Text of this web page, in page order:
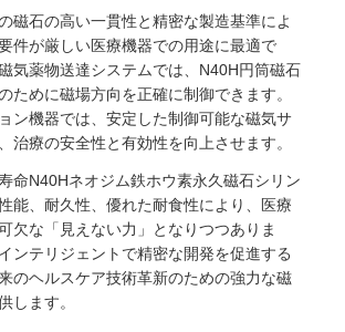
磁石の高い一貫性と精密な製造基準によ
件が厳しい医療機器での用途に最適で
気薬物送達システムでは、N40H円筒磁石
ために磁場方向を正確に制御できます。
ン機器では、安定した制御可能な磁気サ
治療の安全性と有効性を向上させます。
命N40Hネオジム鉄ホウ素永久磁石シリン
能、耐久性、優れた耐食性により、医療
欠な「見えない力」となりつつありま
ンテリジェントで精密な開発を促進する
のヘルスケア技術革新のための強力な磁
します。